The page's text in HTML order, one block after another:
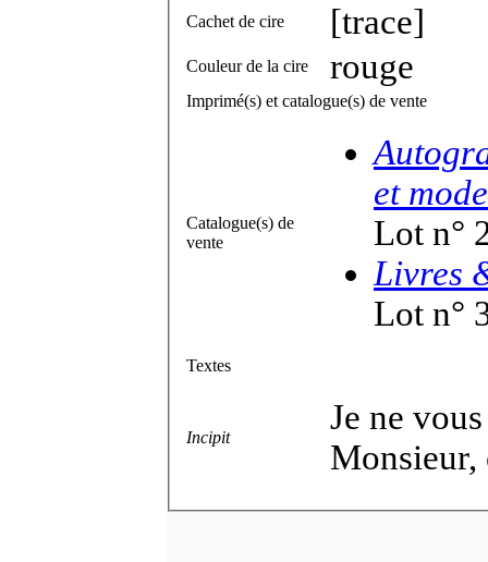
Cachet de cire [trace]
Couleur de la cire rouge
Imprimé(s) et catalogue(s) de vente
Catalogue(s) de
vente
et
Lot n°
Livres
Lot n°
Textes
Incipit
Je ne
Monsieur,